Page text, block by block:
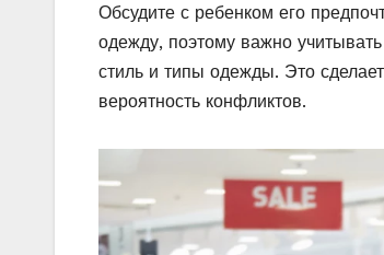
Обсудите с ребенком его
одежду, поэтому важно
стиль и типы одежды. Это
вероятность конфликтов.